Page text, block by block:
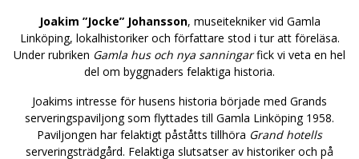
Joakim ”Jocke” Johansson, museitekniker vid Gamla
Linköping, lokalhistoriker och författare stod i tur att föreläsa.
Under rubriken Gamla hus och nya sanningarfick vi veta en hel
del om byggnaders felaktiga historia.
Joakims intresse för husens historia började med Grands
serveringspaviljong som flyttades till Gamla Linköping 1958.
Paviljongen har felaktigt påståtts tillhöra Grand hotells
serveringsträdgård. Felaktiga slutsatser av historiker och på